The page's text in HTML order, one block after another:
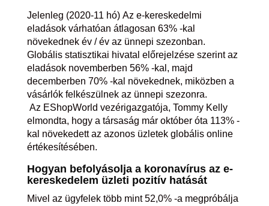
Jelenleg (2020-11 hó) Az e-kereskedelmi
eladások várhatóan átlagosan 63% -kal
növekednek év / év az ünnepi szezonban.
Globális statisztikai hivatal előrejelzése szerint az
eladások novemberben 56% -kal, majd
decemberben 70% -kal növekednek, miközben a
vásárlók felkészülnek az ünnepi szezonra.
Az EShopWorld vezérigazgatója, Tommy Kelly
elmondta, hogy a társaság már október óta 113% -
kal növekedett az azonos üzletek globális online
értékesítésében.
Hogyan befolyásolja a koronavírus az e-
kereskedelem üzleti pozitív hatását
Mivel az ügyfelek több mint 52,0% -a megpróbálja